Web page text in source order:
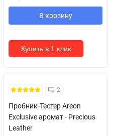
В корзину
Купить в 1 клик
Кожні 1500₴ чеку = 1 тестер
2
Пробник-Тестер Areon
Exclusive аромат - Precious
Leather